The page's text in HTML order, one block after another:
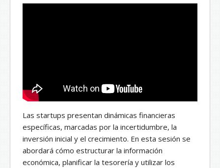
Las startups presentan dinámicas financieras
específicas, marcadas por la incertidumbre, la
inversión inicial y el crecimiento. En esta sesión se
abordará cómo estructurar la información
económica, planificar la tesorería y utilizar los